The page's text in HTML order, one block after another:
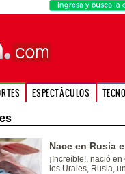
ESPECTÁCULOS
Nace en Rusia
¡Increíble!, nació
los Urales, Rusia,